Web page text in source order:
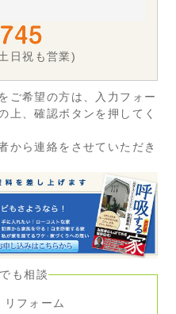
日祝も営業)
ご希望の方は、入力フォー
上、確認ボタンを押してく
から連絡をさせていただき
も相談
リフォーム